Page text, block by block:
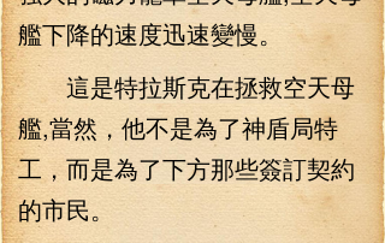
艦下降的速度迅速變慢。
這是特拉斯克在拯救空天母
艦,當然，他不是為了神盾局特
工，而是為了下方那些簽訂契約
的市民。